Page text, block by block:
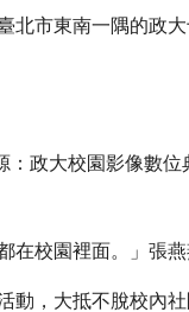
北市東南一隅的政
政大校園影像數位
在校園裡面。」張
動，大抵不脫校內